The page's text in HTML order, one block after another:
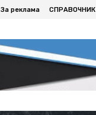
За реклама СПРАВОЧНИК